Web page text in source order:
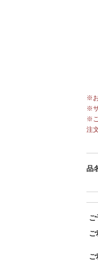
※
※
※
注
品
ご
ご
ご